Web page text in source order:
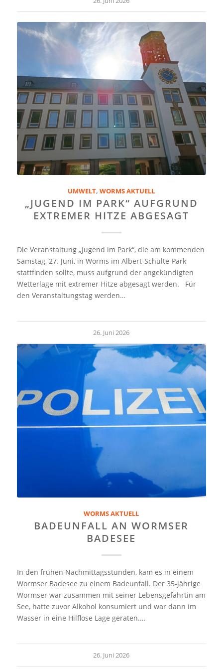
UMWELT,WORMS AKTUELL
„JUGEND IM PARK“ AUFGRUND
EXTREMER HITZE ABGESAGT
Die Veranstaltung „Jugend im Park“, die am kommenden
Samstag, 27. Juni, in Worms im Albert-Schulte-Park
stattfinden sollte, muss aufgrund der angekündigten
Wetterlage mit extremer Hitze abgesagt werden. Für
den Veranstaltungstag werden…
26. Juni 2026
WORMS AKTUELL
BADEUNFALL AN WORMSER
BADESEE
In den frühen Nachmittagsstunden, kam es in einem
Wormser Badesee zu einem Badeunfall. Der 35-jährige
Wormser war zusammen mit seiner Lebensgefährtin am
See, hatte zuvor Alkohol konsumiert und war dann im
Wasser in eine Hilflose Lage geraten.…
26. Juni 2026